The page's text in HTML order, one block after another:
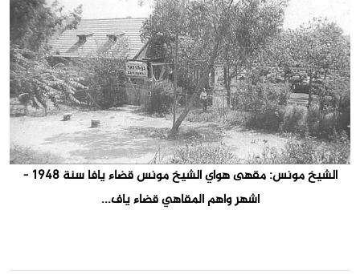
الشيخ مونس: مقهى هواي الشيخ مونس قضاء يافا سنة 1948 -
اشهر واهم المقاهي قضاء ياف...